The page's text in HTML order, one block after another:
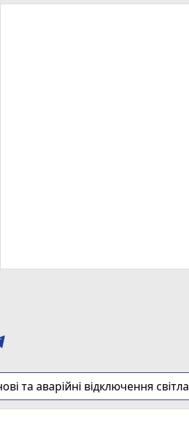
та аварійні відключення світла